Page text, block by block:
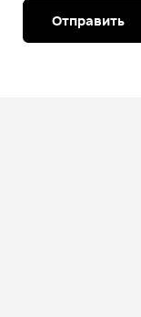
Отправить